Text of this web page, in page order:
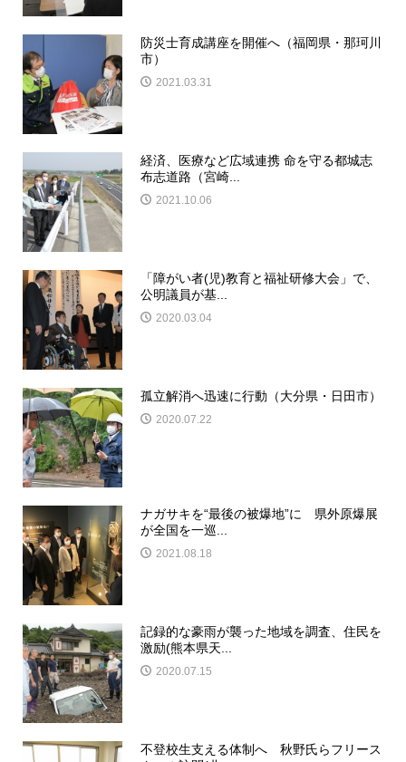
防災士育成講座を開催へ（福岡県・那珂川
市）
2021.03.31
経済、医療など広域連携 命を守る都城志
布志道路（宮崎...
2021.10.06
「障がい者(児)教育と福祉研修大会」で、
公明議員が基...
2020.03.04
孤立解消へ迅速に行動（大分県・日田市）
2020.07.22
ナガサキを“最後の被爆地”に 県外原爆展
が全国を一巡...
2021.08.18
記録的な豪雨が襲った地域を調査、住民を
激励(熊本県天...
2020.07.15
不登校生支える体制へ 秋野氏らフリース